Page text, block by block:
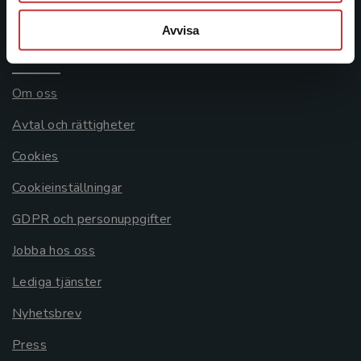
Avvisa
Systemkrav
Allmänna länkar
Om oss
Avtal och rättigheter
Cookies
Cookieinställningar
GDPR och personuppgifter
Jobba hos oss
Lediga tjänster
Nyhetsbrev
Press